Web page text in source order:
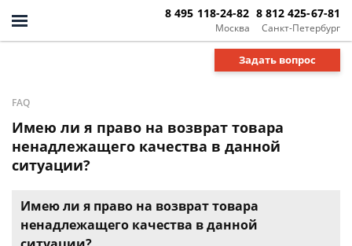
Москва
8 495 118-24-82
Санкт-Петербург
8 812 425-67-81
Задать вопрос
FAQ
Имею ли я право на возврат товара
ненадлежащего качества в данной
ситуации?
Имею ли я право на возврат товара
ненадлежащего качества в данной